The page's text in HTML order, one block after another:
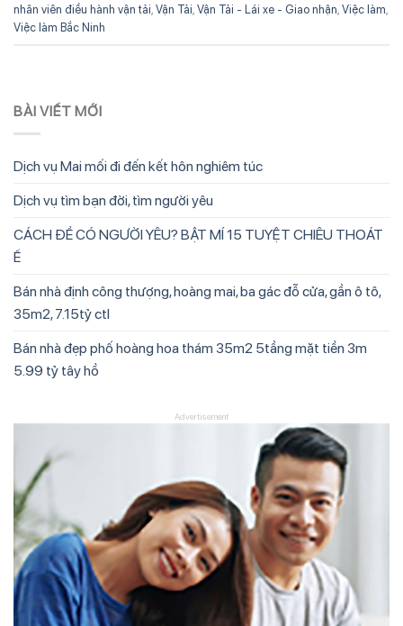
nhân viên điều hành vận tải, Vận Tải, Vận Tải - Lái xe - Giao nhận, Việc làm,
Việc làm Bắc Ninh
BÀI VIẾT MỚI
Dịch vụ Mai mối đi đến kết hôn nghiêm túc
Dịch vụ tìm bạn đời, tìm người yêu
CÁCH ĐỂ CÓ NGƯỜI YÊU? BẬT MÍ 15 TUYỆT CHIÊU THOÁT
Ế
Bán nhà định công thượng, hoàng mai, ba gác đỗ cửa, gần ô tô,
35m2, 7.15tỷ ctl
Bán nhà đẹp phố hoàng hoa thám 35m2 5tầng mặt tiền 3m
5.99 tỷ tây hồ
Advertisement